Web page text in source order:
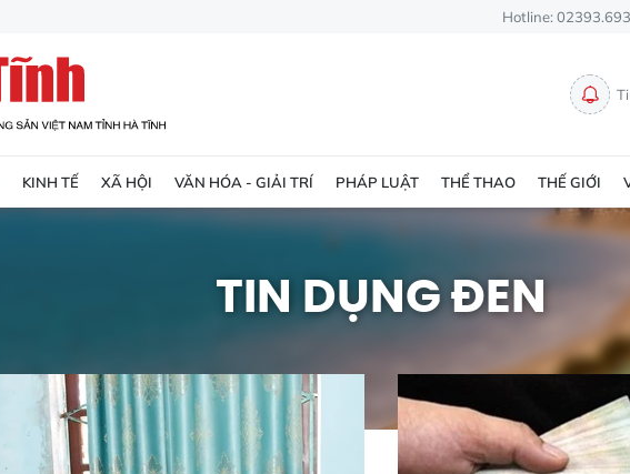
Hotline:
KINH TẾ XÃ HỘI VĂN HÓA - GIẢI TRÍ PHÁP LUẬT THỂ THAO THẾ GIỚI
TIN DỤNG ĐEN